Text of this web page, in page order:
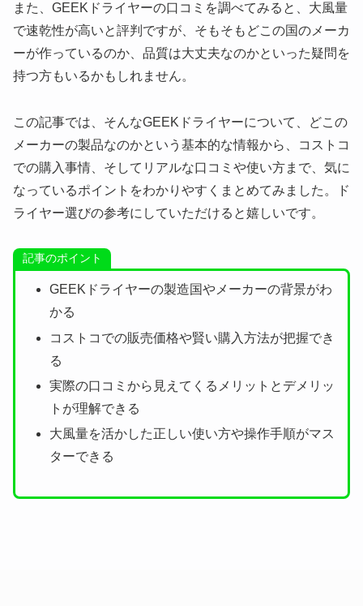
また、GEEKドライヤーの口コミを調べてみると、大風量
で速乾性が高いと評判ですが、そもそもどこの国のメーカ
ーが作っているのか、品質は大丈夫なのかといった疑問を
持つ方もいるかもしれません。
この記事では、そんなGEEKドライヤーについて、どこの
メーカーの製品なのかという基本的な情報から、コストコ
での購入事情、そしてリアルな口コミや使い方まで、気に
なっているポイントをわかりやすくまとめてみました。ド
ライヤー選びの参考にしていただけると嬉しいです。
記事のポイント
GEEKドライヤーの製造国やメーカーの背景がわ
かる
コストコでの販売価格や賢い購入方法が把握でき
る
実際の口コミから見えてくるメリットとデメリッ
トが理解できる
大風量を活かした正しい使い方や操作手順がマス
ターできる